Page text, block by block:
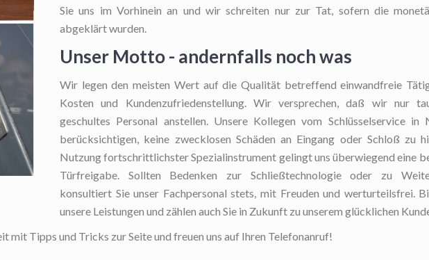
Sie uns im Vorhinein an und wir schreiten nur zur Tat, sofern die
abgeklärt wurden.
Unser Motto - andernfalls noch was
Wir legen den meisten Wert auf die Qualität betreffend einwandfreie
Kosten und Kundenzufriedenstellung. Wir versprechen, daß wir nur
geschultes Personal anstellen. Unsere Kollegen vom Schlüsselservice in
berücksichtigen, keine zwecklosen Schäden an Eingang oder Schloß zu
Nutzung fortschrittlichster Spezialinstrument gelingt uns überwiegend eine
Türfreigabe. Sollten Bedenken zur Schließtechnologie oder zu
konsultiert Sie unser Fachpersonal stets, mit Freuden und werturteilsfrei.
unsere Leistungen und zählen auch Sie in Zukunft zu unserem glücklichen
mit Tipps und Tricks zur Seite und freuen uns auf Ihren Telefonanruf!